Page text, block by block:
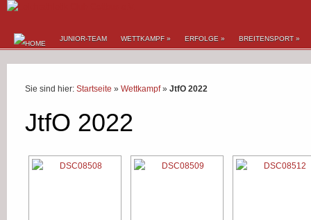
JUNIOR-TEAM WETTKAMPF » ERFOLGE » BREITENSPORT »
Sie sind hier: Startseite » Wettkampf» JtfO 2022
JtfO 2022